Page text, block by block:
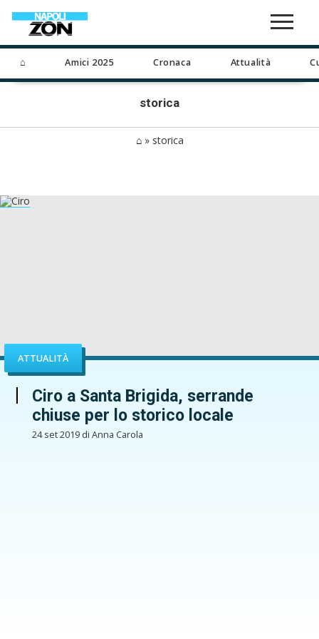
⌂ Amici 2025 Cronaca Attualità
storica
⌂» storica
ATTUALITÀ
Ciro a Santa Brigida, serrande
chiuse per lo storico locale
24 set 2019 di Anna Carola